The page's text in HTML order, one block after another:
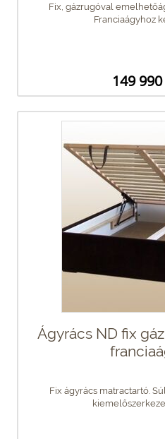
Fix, gázrugóval
Franciaágyhoz
149
Ágyrács ND fix
Fix ágyrács matractartó.